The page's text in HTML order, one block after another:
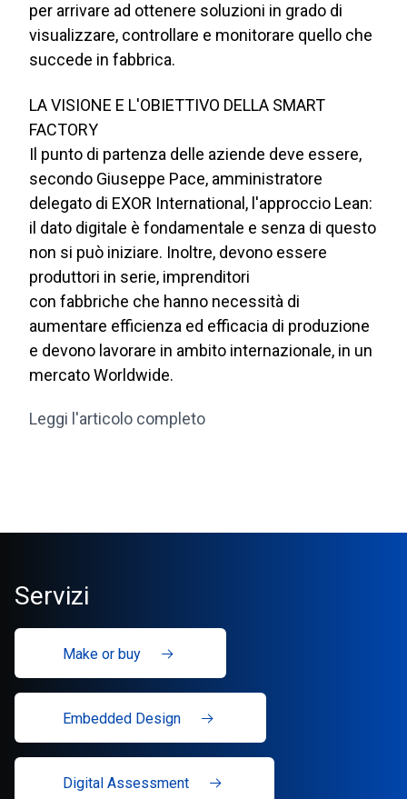
per arrivare ad ottenere soluzioni in grado di
visualizzare, controllare e monitorare quello che
succede in fabbrica.
LA VISIONE E L'OBIETTIVO DELLA SMART
FACTORY
Il punto di partenza delle aziende deve essere,
secondo Giuseppe Pace, amministratore
delegato di EXOR International, l'approccio Lean:
il dato digitale è fondamentale e senza di questo
non si può iniziare. Inoltre, devono essere
produttori in serie, imprenditori
con fabbriche che hanno necessità di
aumentare efficienza ed efficacia di produzione
e devono lavorare in ambito internazionale, in un
mercato Worldwide.
Leggi l'articolo completo
Servizi
Make or buy
Embedded Design
Digital Assessment